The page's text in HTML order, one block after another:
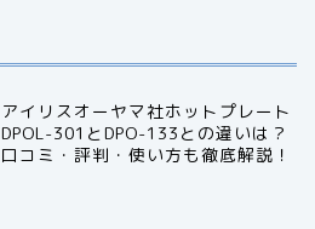
アイリスオーヤマ社ホットプレート
DPOL-301とDPO-133との違いは？
口コミ・評判・使い方も徹底解説！